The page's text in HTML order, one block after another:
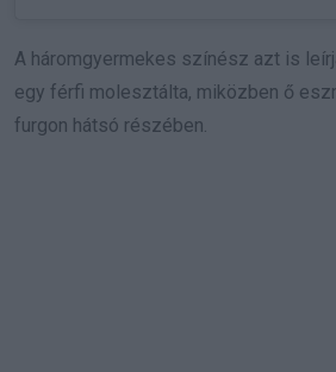
A háromgyermekes színész azt is
egy férfi molesztálta, miközben ő
furgon hátsó részében.